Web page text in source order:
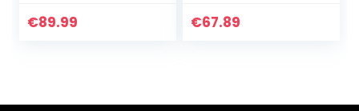
Rigide ABS Serrure
€89.99
Voyages, Les
Dinosaure, Taille
€67.89